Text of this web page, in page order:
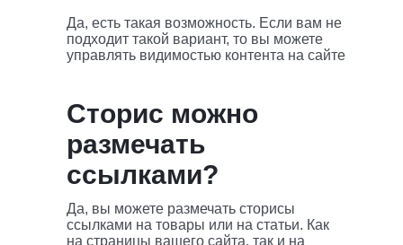
Интеграция YM
Поддержка
Размер диска
Да, вы можете размечать сторисы
ссылками на товары или на статьи. Как
на страницы вашего сайта, так и на
Сторис можно
размечать
ссылками?
Да, есть такая возможность. Если вам не
подходит такой вариант, то вы можете
управлять видимостью контента на сайте